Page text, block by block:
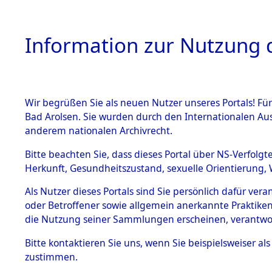
HOME
BESTÄNDE
Inhaftierungsdoku
mente
5. Verschiedenes
Todesmärsche
5.3.1 Alliierte
Information zur Nutzung
Wir begrüßen Sie als neuen Nutzer unseres Portals!
Bad Arolsen. Sie wurden durch den Internationalen
anderem nationalen Archivrecht.
Bitte beachten Sie, dass dieses Portal über NS-
Herkunft, Gesundheitszustand, sexuelle
Als Nutzer dieses Portals sind Sie persönlich dafür
oder Betroffener sowie allgemein anerkannte
die Nutzung seiner Sammlungen erscheinen,
Bitte kontaktieren Sie uns, wenn Sie beispielsweiser
zustimmen.